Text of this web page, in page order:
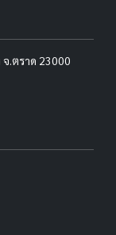
.ตราด 23000